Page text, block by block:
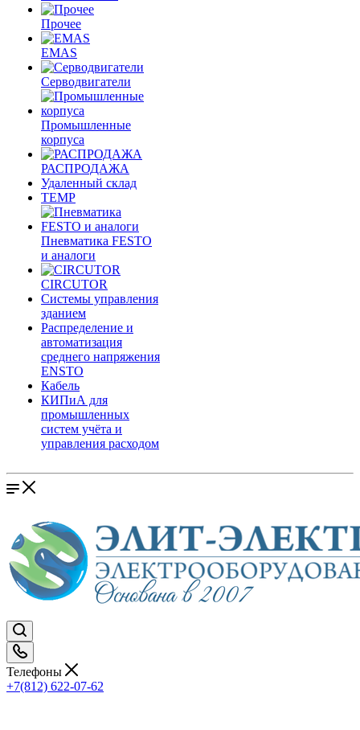
Прочее
EMAS
Cерводвигатели
Промышленные
корпуса
РАСПРОДАЖА
Удаленный склад
TEMP
Пневматика FESTO
и аналоги
CIRCUTOR
Системы управления
зданием
Распределение и
автоматизация
среднего напряжения
ENSTO
Кабель
КИПиА для
промышленных
систем учёта и
управления расходом
Телефоны
+7(812) 622-07-62